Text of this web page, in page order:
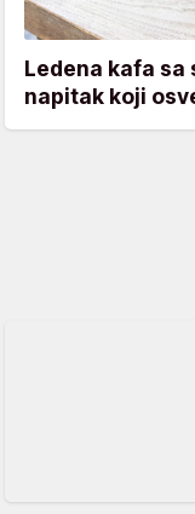
Ledena kafa sa
napitak koji